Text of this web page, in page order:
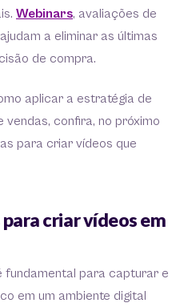
Webinars, avaliações de
a eliminar as últimas
de compra.
aplicar a estratégia de
vendas, confira, no próximo
para criar vídeos que
criar vídeos em
fundamental para capturar e
em um ambiente digital